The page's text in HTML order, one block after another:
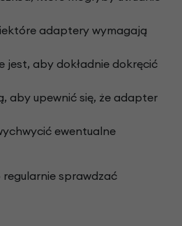
adaptery wymagają
jest, aby dokładnie dokręcić
aby upewnić się, że adapter
ewentualne
sprawdzać